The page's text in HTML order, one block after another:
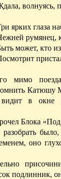
волнуясь,
ярких глаза
румянец,
может, кто
мимо
Катюшу
видит в окне
Блока
оно
подлинник,